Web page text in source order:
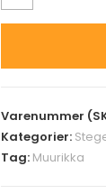
Varenummer
Kategorier:
Tag: Muurikka